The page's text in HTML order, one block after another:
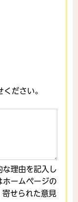
ださい。
な理由を記入し
ホームページの
寄せられた意見